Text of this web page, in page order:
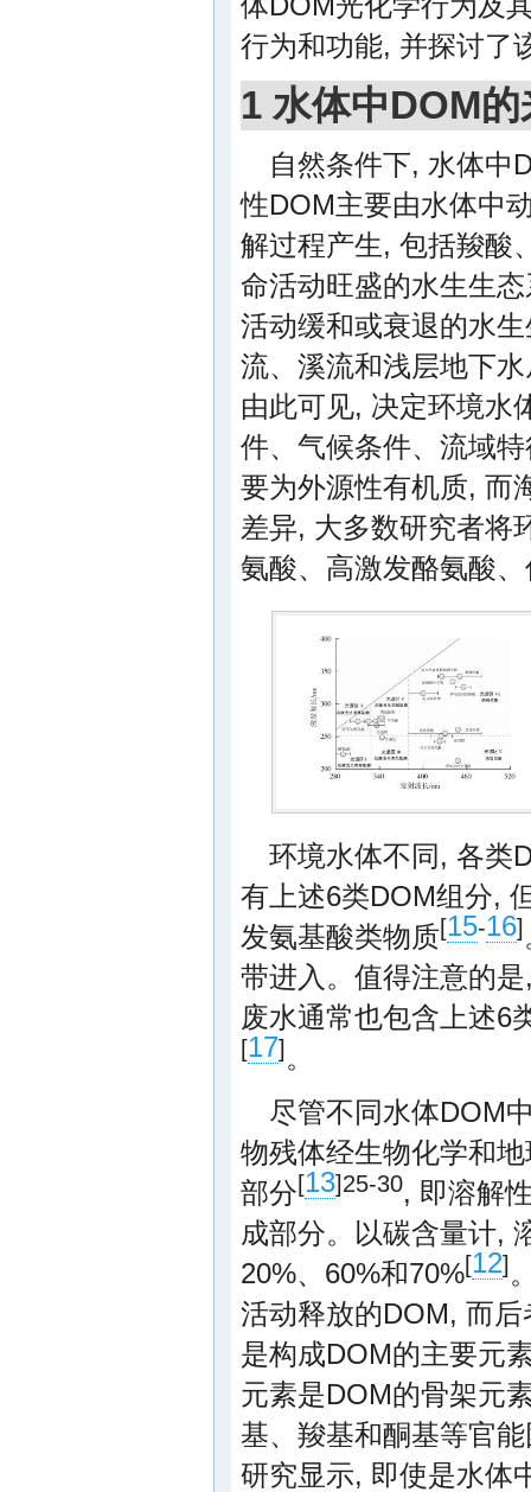
行为和功能, 并探讨了
1 水体中DOM
自然条件下, 水体中
性DOM主要由水体中
解过程产生, 包括羧酸
命活动旺盛的水生生
活动缓和或衰退的水
流、溪流和浅层地下
由此可见, 决定环境水
件、气候条件、流域
要为外源性有机质, 而
差异, 大多数研究者将
氨酸、高激发酪氨酸
环境水体不同, 各类
有上述6类DOM组分,
发氨基酸类物质[15-16]
带进入。值得注意的
废水通常也包含上述6
[17] 。
尽管不同水体DOM
物残体经生物化学和
部分[13]25-30, 即溶解
成部分。以碳含量计,
20%、60%和70%[12]
活动释放的DOM, 而
是构成DOM的主要元
元素是DOM的骨架元
基、羧基和酮基等官
研究显示, 即使是水体